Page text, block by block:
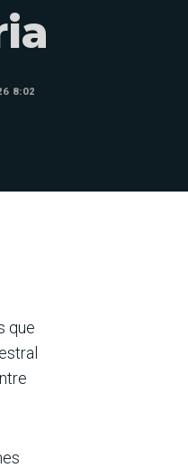
8:02
que